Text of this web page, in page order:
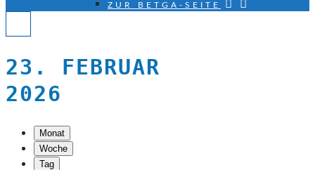
ZUR BETGA-SEITE
23. FEBRUAR
2026
Monat
Woche
Tag